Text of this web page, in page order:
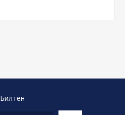
Билтен